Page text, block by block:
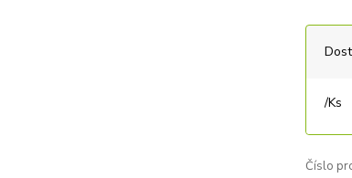
/Ks
Číslo